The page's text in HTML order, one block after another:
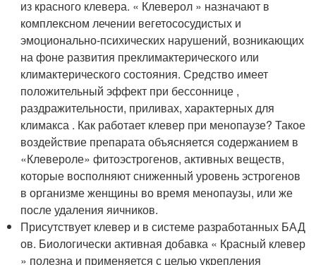
из красного клевера. « Клеверол » назначают в
комплексном лечении вегетососудистых и
эмоционально-психических нарушений, возникающих
на фоне развития преклимактерического или
климактерического состояния. Средство имеет
положительный эффект при бессоннице ,
раздражительности, приливах, характерных для
климакса . Как работает клевер при менопаузе? Такое
воздействие препарата объясняется содержанием в
«Клевероле» фитоэстрогенов, активных веществ,
которые восполняют сниженный уровень эстрогенов
в организме женщины во время менопаузы, или же
после удаления яичников.
Присутствует клевер и в системе разработанных БАД
ов. Биологически активная добавка « Красный клевер
» полезна и применяется с целью укрепления